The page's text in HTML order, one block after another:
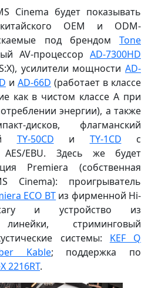
Cinema будет показывать
OEM и ODM-
под брендом Tone
AV-процессор AD-7300HD
усилители мощности AD-
и AD-66D (работает в классе
как в чистом классе А при
энергии), а также
дисков, флагманский
TY-50CD и TY-1CD с
EBU. Здесь же будет
Premiera (собственная
Cinema): проигрыватель
ECO BT из фирменной Hi-
и устройство из
стриминговый
системы: KEF Q
Kable; поддержка по
2216RT.